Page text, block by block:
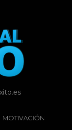
MOTIVACIÓN